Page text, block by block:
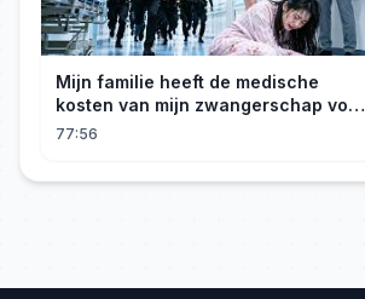
Mijn familie heeft de medische
kosten van mijn zwangerschap voor
mijn geadopteerde zusje gebruikt. Ik
77:56